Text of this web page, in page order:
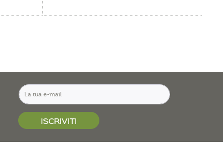
ISCRIVITI